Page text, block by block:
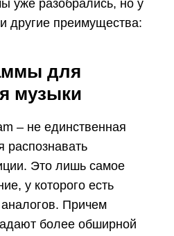
уже разобрались, но у
другие преимущества:
для
музыки
– не единственная
распознавать
Это лишь самое
у которого есть
Причем
более обширной